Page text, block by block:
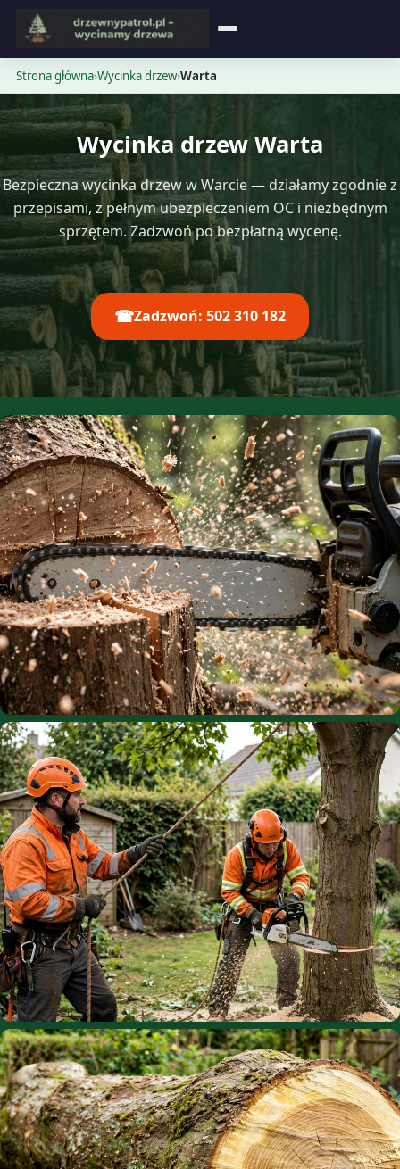
Strona główna
Opinie
Cennik
Kontakt
Strona główna›Wycinka drzew›Warta
Wycinka drzew Warta
Bezpieczna wycinka drzew w Warcie — działamy zgodnie z
przepisami, z pełnym ubezpieczeniem OC i niezbędnym
sprzętem. Zadzwoń po bezpłatną wycenę.
☎Zadzwoń: 502 310 182